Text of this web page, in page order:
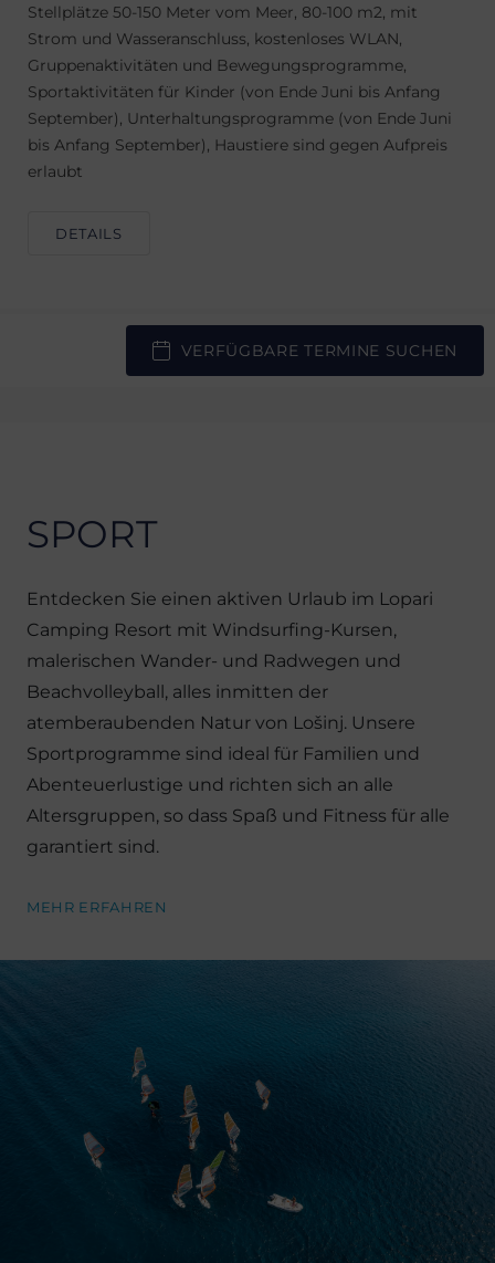
Stellplätze 50-150 Meter vom Meer, 80-100 m2, mit
Strom und Wasseranschluss, kostenloses WLAN,
Gruppenaktivitäten und Bewegungsprogramme,
Sportaktivitäten für Kinder (von Ende Juni bis Anfang
September), Unterhaltungsprogramme (von Ende Juni
bis Anfang September), Haustiere sind gegen Aufpreis
erlaubt
DETAILS
VERFÜGBARE TERMINE SUCHEN
SPORT
Entdecken Sie einen aktiven Urlaub im Lopari
Camping Resort mit Windsurfing-Kursen,
malerischen Wander- und Radwegen und
Beachvolleyball, alles inmitten der
atemberaubenden Natur von Lošinj. Unsere
Sportprogramme sind ideal für Familien und
Abenteuerlustige und richten sich an alle
Altersgruppen, so dass Spaß und Fitness für alle
garantiert sind.
MEHR ERFAHREN